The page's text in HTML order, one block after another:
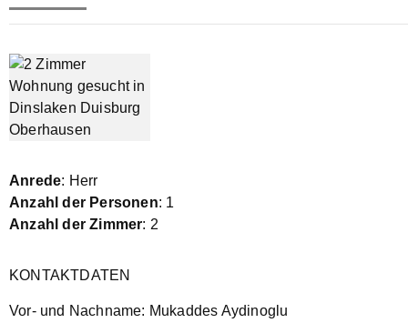
Anrede: Herr
Anzahl der Personen: 1
Anzahl der Zimmer: 2
KONTAKTDATEN
Vor- und Nachname: Mukaddes Aydinoglu